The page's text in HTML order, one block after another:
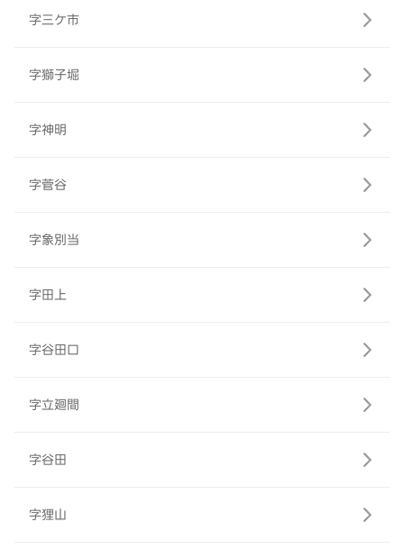
字三ケ市
字獅子堀
字神明
字菅谷
字象別当
字田上
字谷田口
字立廻間
字谷田
字狸山